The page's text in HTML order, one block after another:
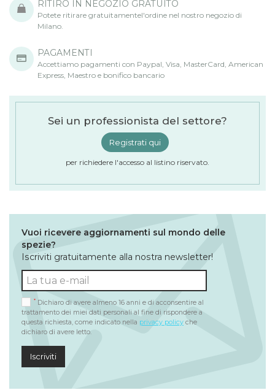
RITIRO IN NEGOZIO GRATUITO
Potete ritirare gratuitamentel'ordine nel nostro negozio di
Milano.
PAGAMENTI
Accettiamo pagamenti con Paypal, Visa, MasterCard, American
Express, Maestro e bonifico bancario
Sei un professionista del settore?
Registrati qui
per richiedere l'accesso al listino riservato.
Vuoi ricevere aggiornamenti sul mondo delle
spezie?
Iscriviti gratuitamente alla nostra newsletter!
* Dichiaro di avere almeno 16 anni e di acconsentire al
trattamento dei miei dati personali al fine di rispondere a
questa richiesta, come indicato nella privacy policy che
dichiaro di avere letto.
Iscriviti